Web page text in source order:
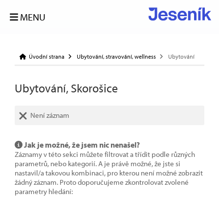
MENU
Úvodní strana Ubytování, stravování, wellness Ubytování
Ubytování, Skorošice
Není záznam
Jak je možné, že jsem nic nenašel?
Záznamy v této sekci můžete filtrovat a třídit podle různých
parametrů, nebo kategorií. A je právě možné, že jste si
nastavil/a takovou kombinaci, pro kterou není možné zobrazit
žádný záznam. Proto doporučujeme zkontrolovat zvolené
parametry hledání: